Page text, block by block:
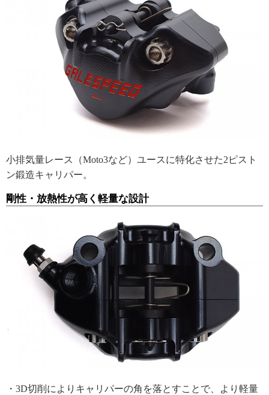
小排気量レース（Moto3など）ユースに特化させた2ピスト
ン鍛造キャリパー。
剛性・放熱性が高く軽量な設計
・3D切削によりキャリパーの角を落とすことで、より軽量